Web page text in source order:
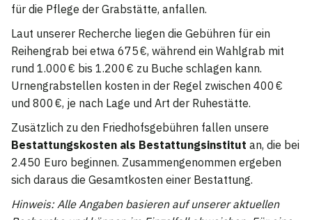
für die Pflege der Grabstätte, anfallen.
Laut unserer Recherche liegen die Gebühren für ein
Reihengrab bei etwa 675 €, während ein Wahlgrab mit
rund 1.000 € bis 1.200 € zu Buche schlagen kann.
Urnengrabstellen kosten in der Regel zwischen 400 €
und 800 €, je nach Lage und Art der Ruhestätte.
Zusätzlich zu den Friedhofsgebühren fallen unsere
Bestattungskosten als Bestattungsinstitut an, die bei
2.450 Euro beginnen. Zusammengenommen ergeben
sich daraus die Gesamtkosten einer Bestattung.
Hinweis: Alle Angaben basieren auf unserer aktuellen